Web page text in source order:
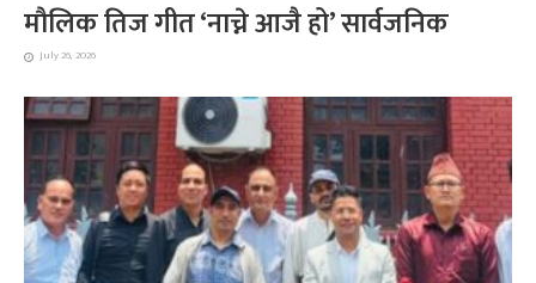
मौलिक तिज गीत ‘नाच्ने आजै हो’ सार्वजनिक
July 26, 2026